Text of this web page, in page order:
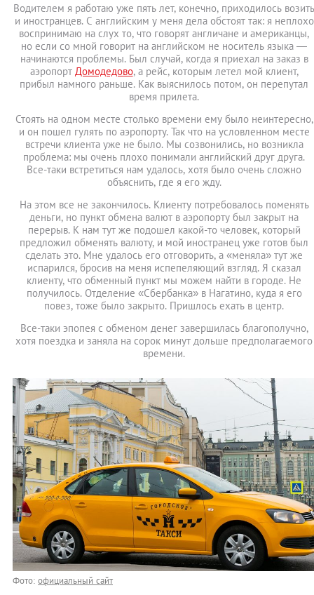
Водителем я работаю уже пять лет, конечно, приходилось возить
и иностранцев. С английским у меня дела обстоят так: я неплохо
воспринимаю на слух то, что говорят англичане и американцы,
но если со мной говорит на английском не носитель языка —
начинаются проблемы. Был случай, когда я приехал на заказ в
аэропорт Домодедово, а рейс, которым летел мой клиент,
прибыл намного раньше. Как выяснилось потом, он перепутал
время прилета.
Стоять на одном месте столько времени ему было неинтересно,
и он пошел гулять по аэропорту. Так что на условленном месте
встречи клиента уже не было. Мы созвонились, но возникла
проблема: мы очень плохо понимали английский друг друга.
Все-таки встретиться нам удалось, хотя было очень сложно
объяснить, где я его жду.
На этом все не закончилось. Клиенту потребовалось поменять
деньги, но пункт обмена валют в аэропорту был закрыт на
перерыв. К нам тут же подошел какой-то человек, который
предложил обменять валюту, и мой иностранец уже готов был
сделать это. Мне удалось его отговорить, а «меняла» тут же
испарился, бросив на меня испепеляющий взгляд. Я сказал
клиенту, что обменный пункт мы можем найти в городе. Не
получилось. Отделение «Сбербанка» в Нагатино, куда я его
повез, тоже было закрыто. Пришлось ехать в центр.
Все-таки эпопея с обменом денег завершилась благополучно,
хотя поездка и заняла на сорок минут дольше предполагаемого
времени.
Фото: официальный сайт